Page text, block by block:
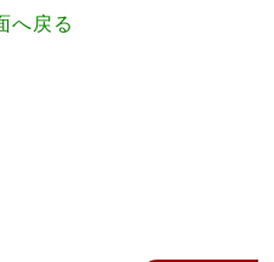
へ戻る